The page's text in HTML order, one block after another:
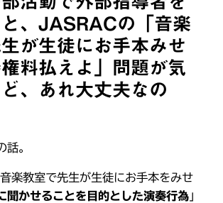
、JASRACの「音楽
が生徒にお手本みせ
料払えよ」問題が気
、あれ大丈夫なの
話。
楽教室で先生が生徒にお手本をみせ
聞かせることを目的とした演奏行為 」